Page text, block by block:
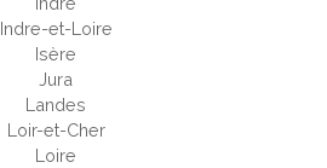
Indre-et-Loire
Isère
Jura
Landes
Loir-et-Cher
Loire